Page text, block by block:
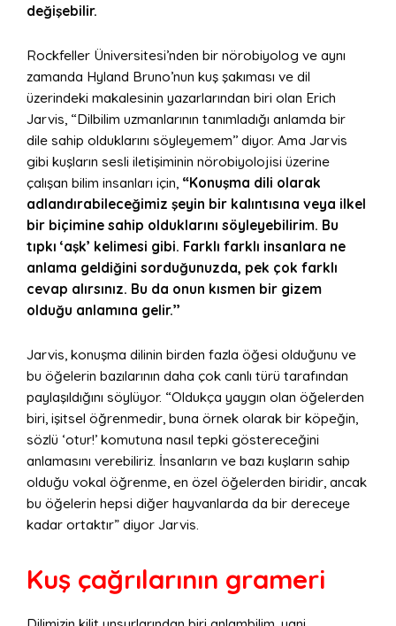
değişebilir.
Rockfeller Üniversitesi’nden bir nörobiyolog ve aynı
zamanda Hyland Bruno’nun kuş şakıması ve dil
üzerindeki makalesinin yazarlarından biri olan Erich
Jarvis, “Dilbilim uzmanlarının tanımladığı anlamda bir
dile sahip olduklarını söyleyemem’’ diyor. Ama Jarvis
gibi kuşların sesli iletişiminin nörobiyolojisi üzerine
çalışan bilim insanları için, “Konuşma dili olarak
adlandırabileceğimiz şeyin bir kalıntısına veya ilkel
bir biçimine sahip olduklarını söyleyebilirim. Bu
tıpkı ‘aşk’ kelimesi gibi. Farklı farklı insanlara ne
anlama geldiğini sorduğunuzda, pek çok farklı
cevap alırsınız. Bu da onun kısmen bir gizem
olduğu anlamına gelir.’’
Jarvis, konuşma dilinin birden fazla öğesi olduğunu ve
bu öğelerin bazılarının daha çok canlı türü tarafından
paylaşıldığını söylüyor. “Oldukça yaygın olan öğelerden
biri, işitsel öğrenmedir, buna örnek olarak bir köpeğin,
sözlü ‘otur!’ komutuna nasıl tepki göstereceğini
anlamasını verebiliriz. İnsanların ve bazı kuşların sahip
olduğu vokal öğrenme, en özel öğelerden biridir, ancak
bu öğelerin hepsi diğer hayvanlarda da bir dereceye
kadar ortaktır” diyor Jarvis.
Kuş çağrılarının grameri